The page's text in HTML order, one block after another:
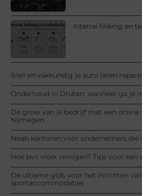
Interne linking en
Snel en vakkundig je auto laten
Onderhoud in Druten: wanneer ga je
De groei van je bedrijf met een online
Nijmegen
Noab kantoren voor ondernemers
Hoe pvc vloer reinigen? Tips voor een
De ultieme gids voor het inrichten van
sportaccommodaties